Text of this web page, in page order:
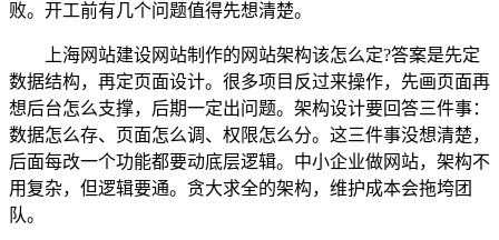
败。开工前有几个问题值得先想清楚。
上海网站建设网站制作的网站架构该怎么定?答案是先定
数据结构，再定页面设计。很多项目反过来操作，先画页面再
想后台怎么支撑，后期一定出问题。架构设计要回答三件事：
数据怎么存、页面怎么调、权限怎么分。这三件事没想清楚，
后面每改一个功能都要动底层逻辑。中小企业做网站，架构不
用复杂，但逻辑要通。贪大求全的架构，维护成本会拖垮团
队。